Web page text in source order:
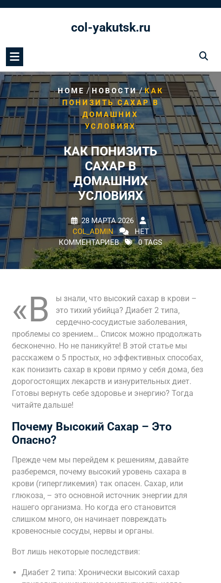
col-yakutsk.ru
HOME/НОВОСТИ/КАК
ПОНИЗИТЬ САХАР В
ДОМАШНИХ
УСЛОВИЯХ
КАК ПОНИЗИТЬ
САХАР В
ДОМАШНИХ
УСЛОВИЯХ
28 МАРТА 2026
COL_ADMIN
НЕТ
КОММЕНТАРИЕВ
0 TAGS
«В
ы знали‚ что высокий сахар в крови –
это тихий убийца? Диабет 2 типа‚
сердечно-сосудистые заболевания‚
проблемы со зрением… Список можно продолжать
бесконечно. Но не паникуйте! В этой статье мы
расскажем о 5 простых‚ но эффективных способах‚
как понизить сахар в крови прямо у себя дома‚ без
дорогостоящих лекарств и изнурительных диет.
Готовы вернуть себе здоровье и энергию? Тогда
читайте дальше!
Почему Высокий Сахар – Это
Опасно?
Прежде чем мы перейдем к решениям‚ давайте
разберемся‚ почему высокий уровень сахара в
крови (гипергликемия) так опасен. Сахар‚ или
глюкоза‚ – это основной источник энергии для
нашего организма. Но когда его становится
слишком много‚ он начинает повреждать
кровеносные сосуды‚ нервы и органы.
Вот лишь некоторые последствия:
Диабет 2 типа: Хронически высокий сахар